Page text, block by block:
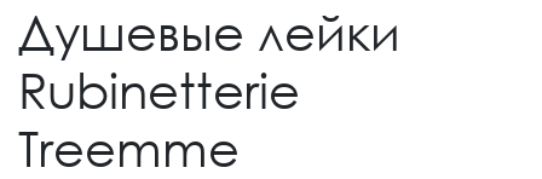
Душевые лейки
Rubinetterie
Treemme